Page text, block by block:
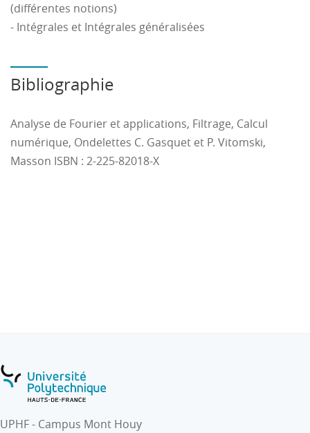
(différentes notions)
- Intégrales et Intégrales généralisées
Bibliographie
Analyse de Fourier et applications, Filtrage, Calcul
numérique, Ondelettes C. Gasquet et P. Vitomski,
Masson ISBN : 2-225-82018-X
UPHF - Campus Mont Houy